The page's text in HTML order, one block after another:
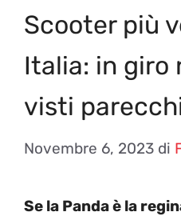
Scooter più
Italia: in giro
visti
Novembre 6, 2023 di
Se la Panda è la